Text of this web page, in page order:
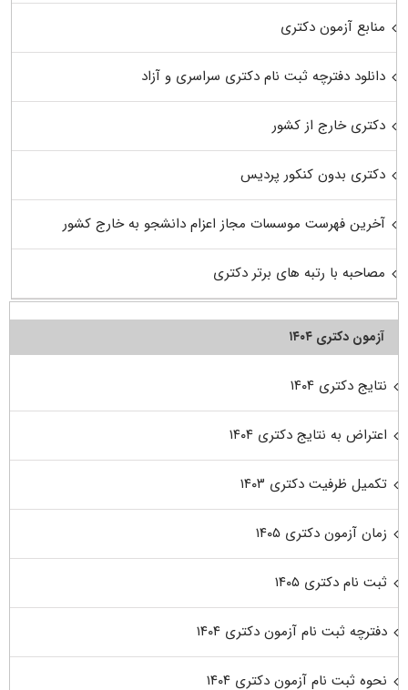
منابع آزمون دکتری
دانلود دفترچه ثبت نام دکتری سراسری و آزاد
دکتری خارج از کشور
دکتری بدون کنکور پردیس
آخرین فهرست موسسات مجاز اعزام دانشجو به خارج کشور
مصاحبه با رتبه های برتر دکتری
آزمون دکتری ۱۴۰۴
نتایج دکتری ۱۴۰۴
اعتراض به نتایج دکتری ۱۴۰۴
تکمیل ظرفیت دکتری ۱۴۰۳
زمان آزمون دکتری ۱۴۰۵
ثبت نام دکتری ۱۴۰۵
دفترچه ثبت نام آزمون دکتری ۱۴۰۴
نحوه ثبت نام آزمون دکتری ۱۴۰۴